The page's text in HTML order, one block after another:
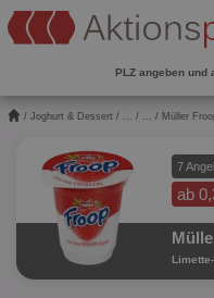
PLZ angeben und
/ Joghurt & Dessert / ... / ... / Müller
7
ab